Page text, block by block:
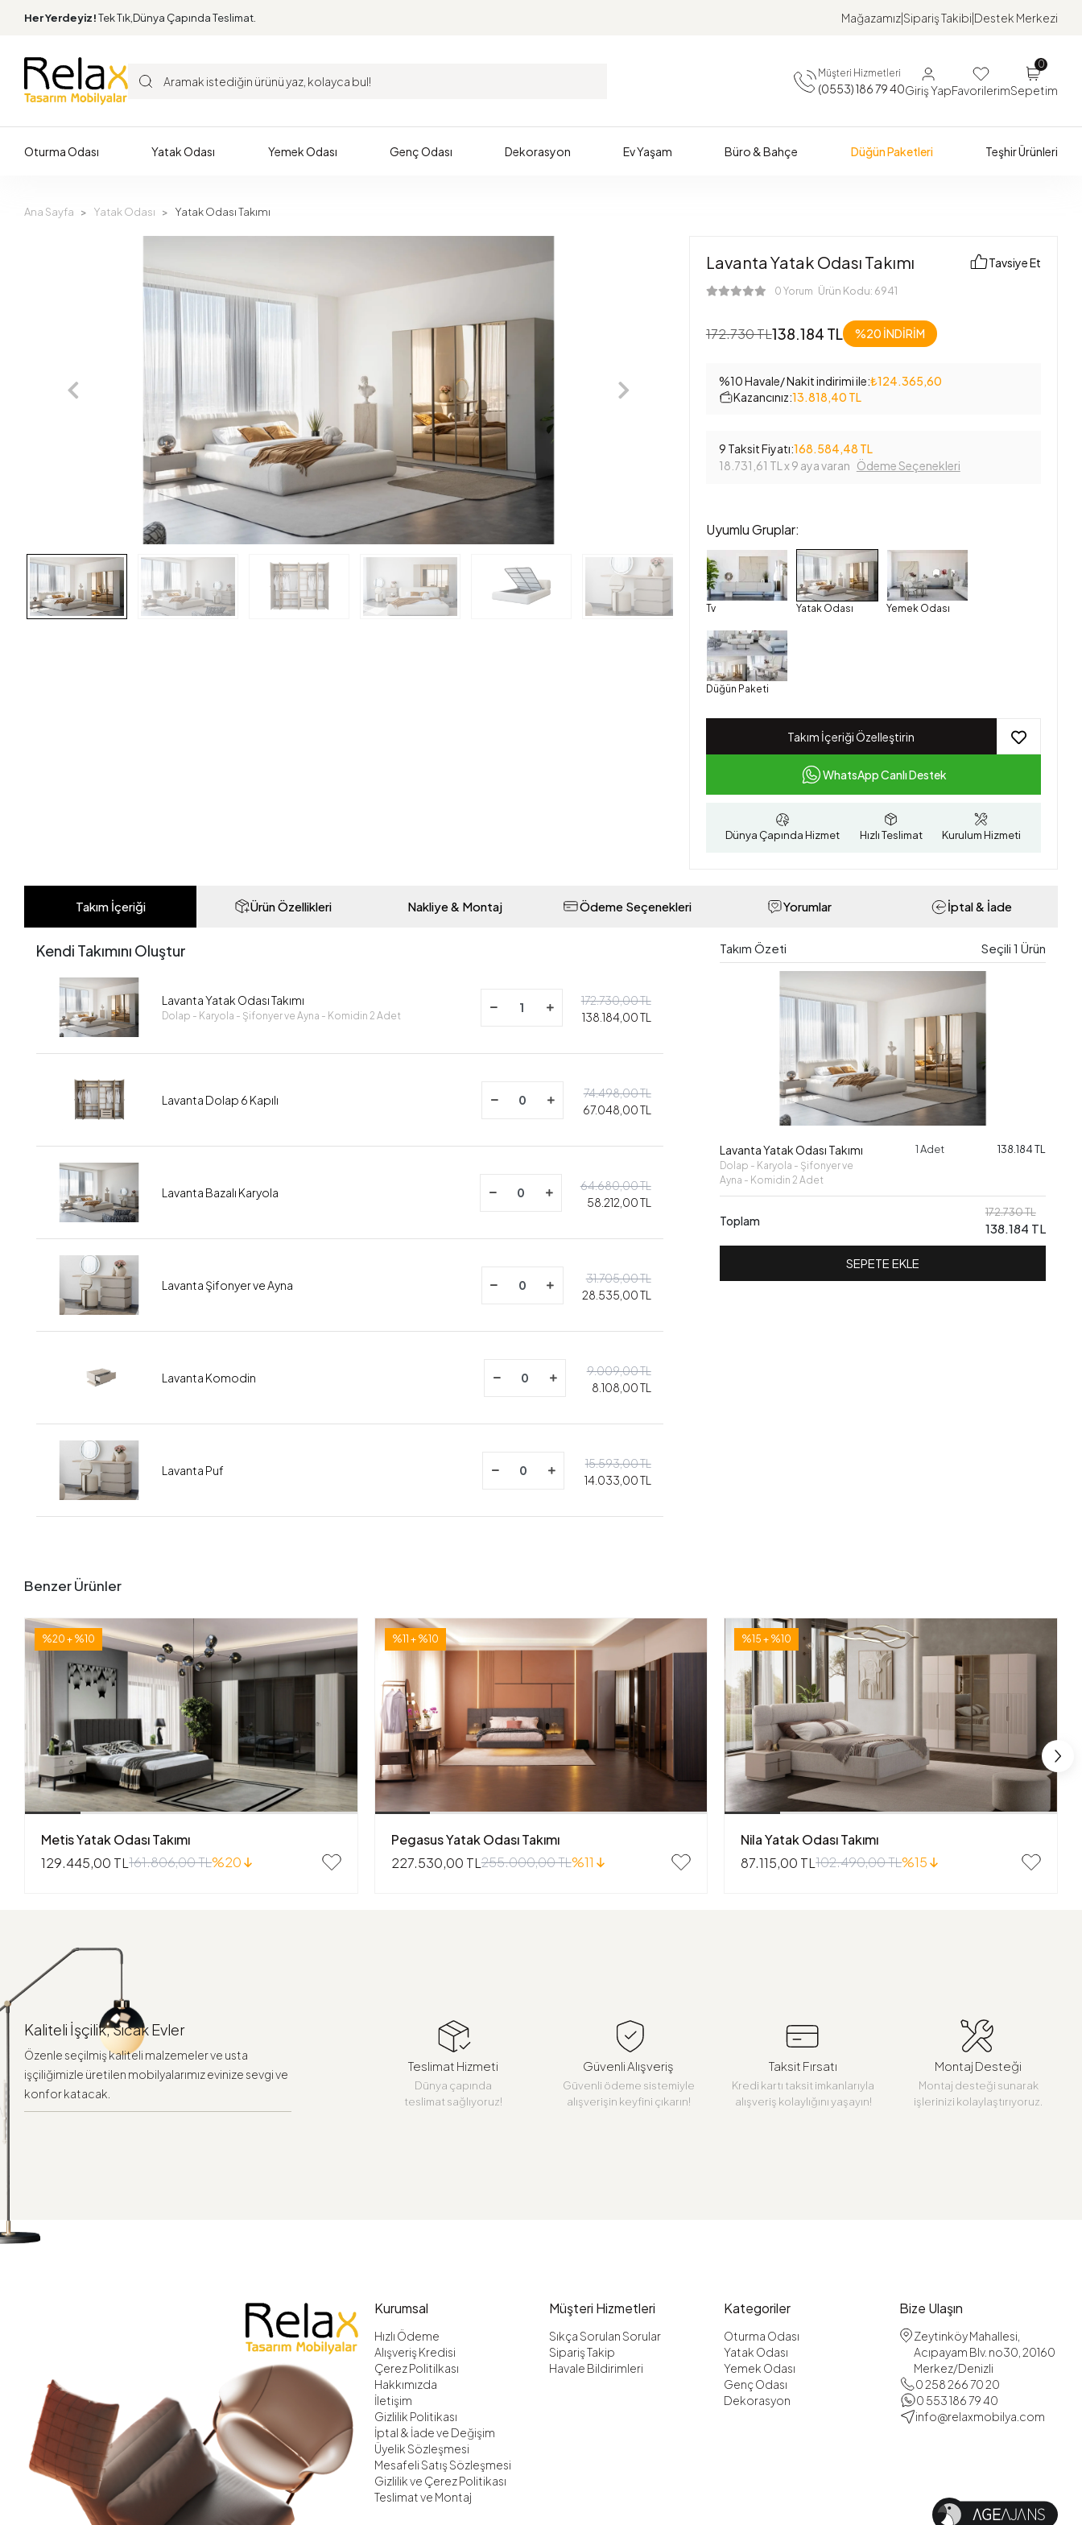
Her Yerdeyiz!Tek Tık,Dünya Çapında Teslimat. MağazamızSipariş Takibi Destek Merkezi
Müşteri Hizmetleri
(0553) 186 79 40Giriş YapFavorilerim
0
Sepetim
Oturma Odası Yatak Odası Yemek Odası Genç Odası Dekorasyon Ev Yaşam Büro & Bahçe Düğün Paketleri Teşhir Ürünleri
Ana Sayfa Yatak Odası Yatak Odası Takımı
Lavanta Yatak Odası Takımı
0 Yorum Ürün Kodu: 6941
Tavsiye Et
172.730 TL138.184 TL %20 İNDİRİM
%10 Havale/ Nakit indirimi ile:₺124.365,60
Kazancınız:13.818,40 TL
9 Taksit Fiyatı:168.584,48 TL
18.731,61 TL x 9 aya varan Ödeme Seçenekleri
Uyumlu Gruplar:
Tv Yatak Odası Yemek Odası
Düğün Paketi
Takım İçeriği Özelleştirin
WhatsApp Canlı Destek
Dünya Çapında Hizmet Hızlı Teslimat Kurulum Hizmeti
Takım İçeriği Ürün Özellikleri Nakliye & Montaj Ödeme Seçenekleri Yorumlar İptal & İade
Kendi Takımını Oluştur
Lavanta Yatak Odası Takımı
Dolap - Karyola - Şifonyer ve Ayna - Komidin 2 Adet
172.730,00 TL
138.184,00 TL
Lavanta Dolap 6 Kapılı
74.498,00 TL
67.048,00 TL
Lavanta Bazalı Karyola
64.680,00 TL
58.212,00 TL
Lavanta Şifonyer ve Ayna
31.705,00 TL
28.535,00 TL
Lavanta Komodin
9.009,00 TL
8.108,00 TL
Lavanta Puf
15.593,00 TL
14.033,00 TL
Takım Özeti Seçili 1 Ürün
Lavanta Yatak Odası Takımı
Dolap - Karyola - Şifonyer ve
Ayna - Komidin 2 Adet
1 Adet 138.184 TL
Toplam
172.730 TL
138.184 TL
SEPETE EKLE
Benzer Ürünler
%20 + %10
Metis Yatak Odası Takımı
129.445,00 TL161.806,00 TL%20
%11 + %10
Pegasus Yatak Odası Takımı
227.530,00 TL255.000,00 TL%11
%15 + %10
Nila Yatak Odası Takımı
87.115,00 TL102.490,00 TL%15
Kaliteli İşçilik, Sıcak Evler
Özenle seçilmiş kaliteli malzemeler ve usta
işçiliğimizle üretilen mobilyalarımız evinize sevgi ve
konfor katacak.
Teslimat Hizmeti
Dünya çapında
teslimat sağlıyoruz!
Güvenli Alışveriş
Güvenli ödeme sistemiyle
alışverişin keyfini çıkarın!
Taksit Fırsatı
Kredi kartı taksit imkanlarıyla
alışveriş kolaylığını yaşayın!
Montaj Desteği
Montaj desteği sunarak
işlerinizi kolaylaştırıyoruz.
Kurumsal
Hızlı Ödeme
Alışveriş Kredisi
Çerez Politilkası
Hakkımızda
İletişim
Gizlilik Politikası
İptal & İade ve Değişim
Üyelik Sözleşmesi
Mesafeli Satış Sözleşmesi
Gizlilik ve Çerez Politikası
Teslimat ve Montaj
Müşteri Hizmetleri
Sıkça Sorulan Sorular
Sipariş Takip
Havale Bildirimleri
Kategoriler
Oturma Odası
Yatak Odası
Yemek Odası
Genç Odası
Dekorasyon
Bize Ulaşın
Zeytinköy Mahallesi,
Acıpayam Blv. no30, 20160
Merkez/Denizli
0 258 266 70 20
0 553 186 79 40
info@relaxmobilya.com